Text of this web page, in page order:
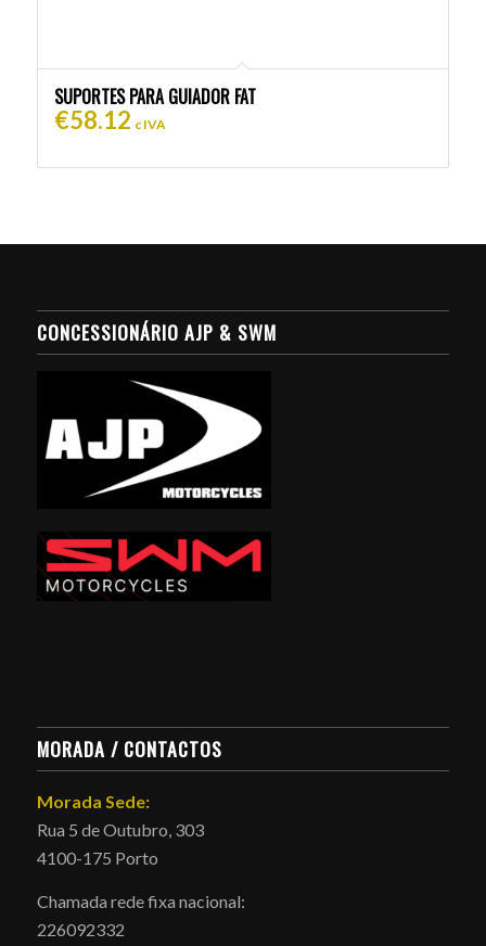
SUPORTES PARA GUIADOR FAT
€58.12 c IVA
CONCESSIONÁRIO AJP & SWM
MORADA / CONTACTOS
Morada Sede:
Rua 5 de Outubro, 303
4100-175 Porto
Chamada rede fixa nacional:
226092332